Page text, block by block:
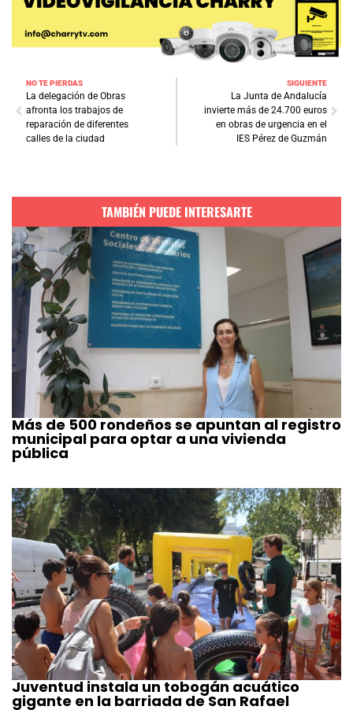
NO TE PIERDAS
La delegación de Obras
afronta los trabajos de
reparación de diferentes
calles de la ciudad
SIGUIENTE
La Junta de Andalucía
invierte más de 24.700 euros
en obras de urgencia en el
IES Pérez de Guzmán
TAMBIÉN PUEDE INTERESARTE
Más de 500 rondeños se apuntan al registro
municipal para optar a una vivienda
pública
Juventud instala un tobogán acuático
gigante en la barriada de San Rafael